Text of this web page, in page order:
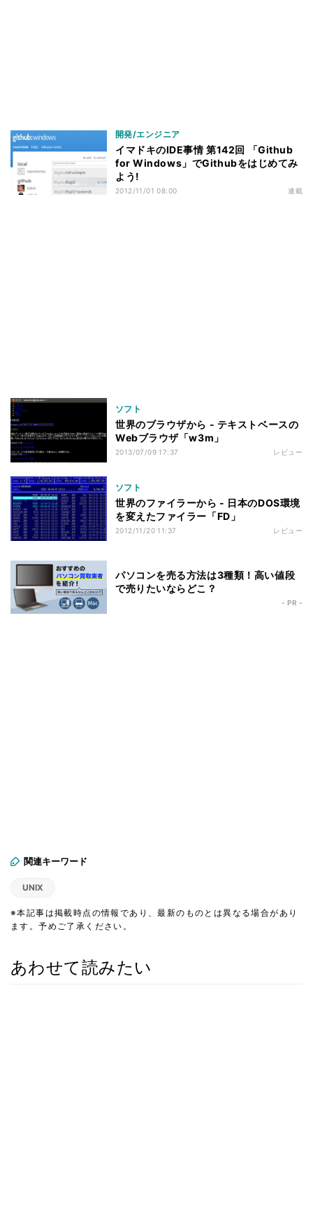
開発/エンジニア
イマドキのIDE事情 第142回 「Github
for Windows」でGithubをはじめてみ
よう!
2012/11/01 08:00 連載
ソフト
世界のブラウザから - テキストベースの
Webブラウザ「w3m」
2013/07/09 17:37 レビュー
ソフト
世界のファイラーから - 日本のDOS環境
を変えたファイラー「FD」
2012/11/20 11:37 レビュー
パソコンを売る方法は3種類！高い値段
で売りたいならどこ？
- PR -
関連キーワード
UNIX
※本記事は掲載時点の情報であり、最新のものとは異なる場合があり
ます。予めご了承ください。
あわせて読みたい